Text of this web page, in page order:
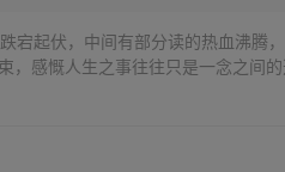
宕起伏，中间有部分读的热血沸腾
，感慨人生之事往往只是一念之间